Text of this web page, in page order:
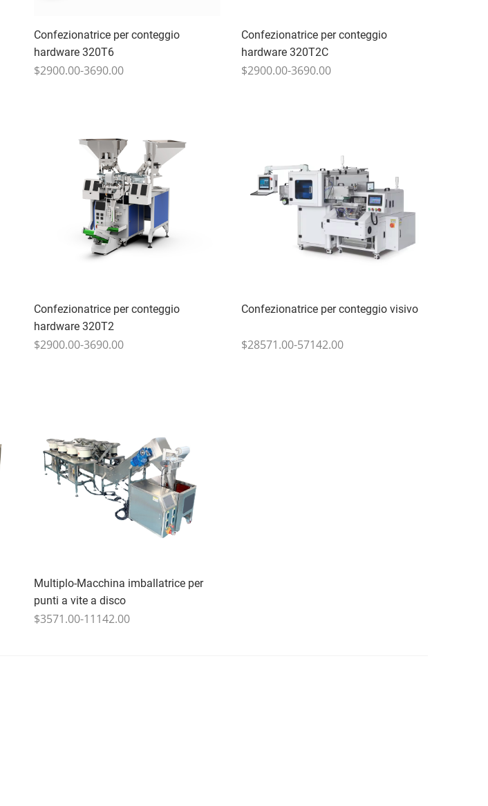
Confezionatrice per conteggio
hardware 320T6
$2900.00-3690.00
Confezionatrice per conteggio
hardware 320T2C
$2900.00-3690.00
Confezionatrice per conteggio
hardware 320T2
$2900.00-3690.00
Confezionatrice per conteggio visivo
$28571.00-57142.00
Multiplo-Macchina imballatrice per
punti a vite a disco
$3571.00-11142.00